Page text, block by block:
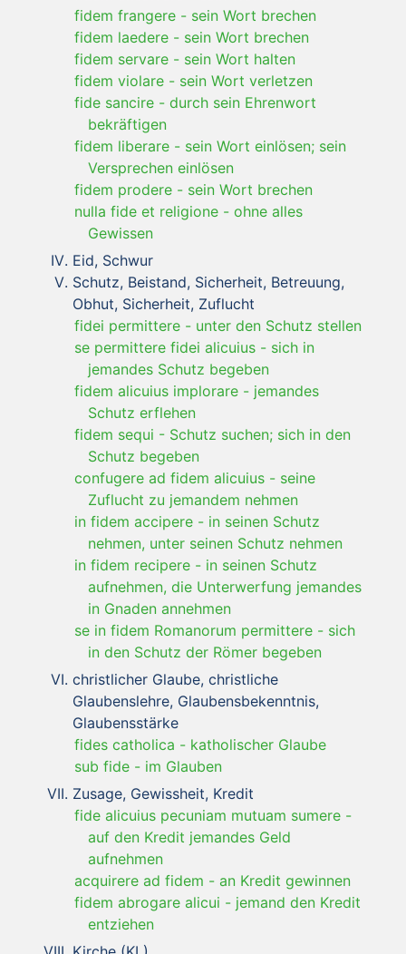
fidem frangere - sein Wort brechen
fidem laedere - sein Wort brechen
fidem servare - sein Wort halten
fidem violare - sein Wort verletzen
fide sancire - durch sein Ehrenwort
bekräftigen
fidem liberare - sein Wort einlösen; sein
Versprechen einlösen
fidem prodere - sein Wort brechen
nulla fide et religione - ohne alles
Gewissen
Eid, Schwur
Schutz, Beistand, Sicherheit, Betreuung,
Obhut, Sicherheit, Zuflucht
fidei permittere - unter den Schutz stellen
se permittere fidei alicuius - sich in
jemandes Schutz begeben
fidem alicuius implorare - jemandes
Schutz erflehen
fidem sequi - Schutz suchen; sich in den
Schutz begeben
confugere ad fidem alicuius - seine
Zuflucht zu jemandem nehmen
in fidem accipere - in seinen Schutz
nehmen, unter seinen Schutz nehmen
in fidem recipere - in seinen Schutz
aufnehmen, die Unterwerfung jemandes
in Gnaden annehmen
se in fidem Romanorum permittere - sich
in den Schutz der Römer begeben
christlicher Glaube, christliche
Glaubenslehre, Glaubensbekenntnis,
Glaubensstärke
fides catholica - katholischer Glaube
sub fide - im Glauben
Zusage, Gewissheit, Kredit
fide alicuius pecuniam mutuam sumere -
auf den Kredit jemandes Geld
aufnehmen
acquirere ad fidem - an Kredit gewinnen
fidem abrogare alicui - jemand den Kredit
entziehen